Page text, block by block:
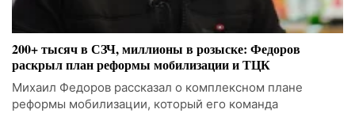
200+ тысяч в СЗЧ, миллионы в розыске: Федоров
раскрыл план реформы мобилизации и ТЦК
Михаил Федоров рассказал о комплексном плане
реформы мобилизации, который его команда